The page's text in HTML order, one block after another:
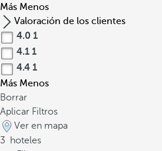
Más Menos
Valoración de los clientes
4.0 1
4.1 1
4.4 1
Más Menos
Borrar
Aplicar Filtros
Ver en mapa
3
hoteles